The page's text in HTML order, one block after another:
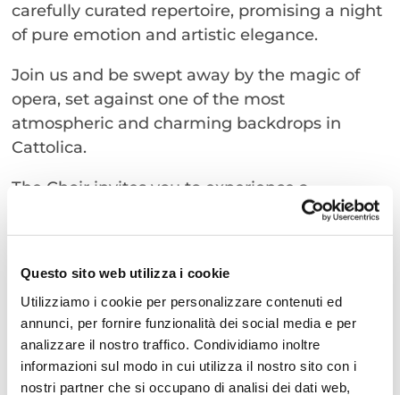
Questo sito web utilizza i cookie
Utilizziamo i cookie per personalizzare contenuti ed
annunci, per fornire funzionalità dei social media e per
analizzare il nostro traffico. Condividiamo inoltre
informazioni sul modo in cui utilizza il nostro sito con i
nostri partner che si occupano di analisi dei dati web,
carefully curated repertoire, promising a night
of pure emotion and artistic elegance.
Join us and be swept away by the magic of
opera, set against one of the most
atmospheric and charming backdrops in
Cattolica.
The Choir invites you to experience a
captivating musical journey through the
powerful emotions of opera!
Data:20th August 2025
Time:9 pm
Address:Piazza Mercato Coperto